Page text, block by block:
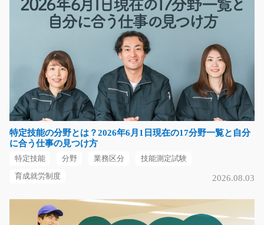
食品工場で簡単な事務補助/y03_01111
事務さんの補助作業(^^♪データ入力やカンタンな電話対
応、伝票整理などを…
長期（3ヶ月以上）
時給1000円～
福岡県太宰府市
急募
特定技能の分野とは？2026年6月1日現在の17分野一覧と自分
に合う仕事の見つけ方
特定技能 分野 業務区分 技能測定試験
育成就労制度 2026.08.03